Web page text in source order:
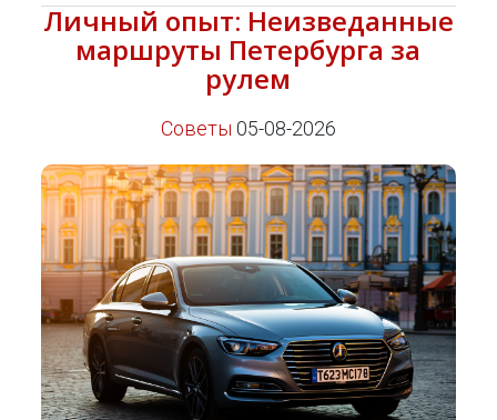
Личный опыт: Неизведанные
маршруты Петербурга за
рулем
Советы 05-08-2026